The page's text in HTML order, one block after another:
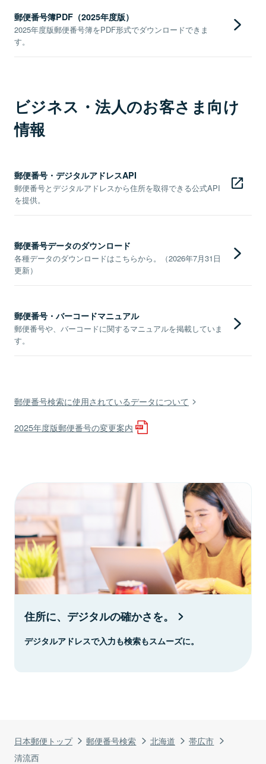
日本郵便トップ 郵便番号検索 北海道
帯広市
清流西
郵便番号簿PDF（2025年度版）
2025年度版郵便番号簿をPDF形式でダウンロードできま
す。
ビジネス・法人のお客さま向け
情報
郵便番号・デジタルアドレスAPI
郵便番号とデジタルアドレスから住所を取得できる公式API
を提供。
郵便番号データのダウンロード
各種データのダウンロードはこちらから。（2026年7月31日
更新）
郵便番号・バーコードマニュアル
郵便番号や、バーコードに関するマニュアルを掲載していま
す。
郵便番号検索に使用されているデータについて
2025年度版郵便番号の変更案内
住所に、デジタルの確かさを。
デジタルアドレスで入力も検索もスムーズに。